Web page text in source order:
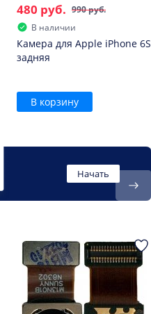
990 руб.
480 руб.
В наличии
Камера для Apple iPhone 6S
задняя
В корзину
Начать